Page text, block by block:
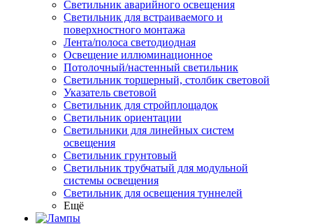
Светильник аварийного освещения
Светильник для встраиваемого и
поверхностного монтажа
Лента/полоса светодиодная
Освещение иллюминационное
Потолочный/настенный светильник
Светильник торшерный, столбик световой
Указатель световой
Светильник для стройплощадок
Светильник ориентации
Светильники для линейных систем
освещения
Светильник грунтовый
Светильник трубчатый для модульной
системы освещения
Светильник для освещения туннелей
Ещё